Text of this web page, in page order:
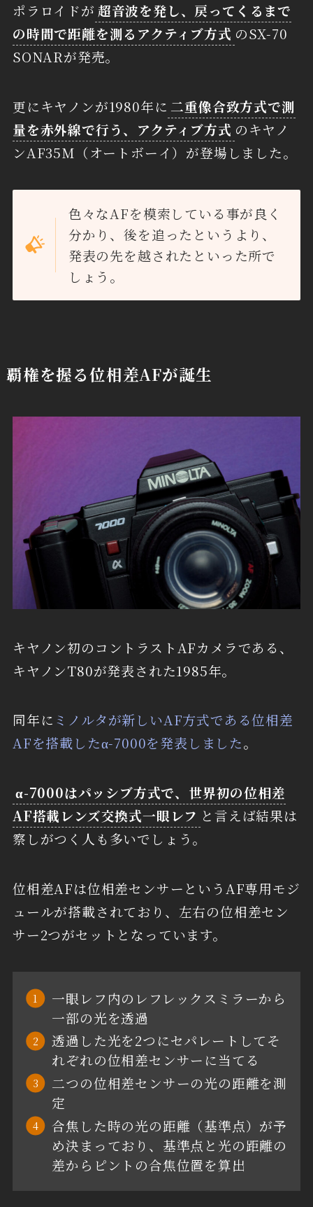
ポラロイドが 超音波を発し、戻ってくるまで
の時間で距離を測るアクティブ方式 のSX-70
SONARが発売。
更にキヤノンが1980年に 二重像合致方式で測
量を赤外線で行う、アクティブ方式 のキヤノ
ンAF35M（オートボーイ）が登場しました。
色々なAFを模索している事が良く
分かり、後を追ったというより、
発表の先を越されたといった所で
しょう。
覇権を握る位相差AFが誕生
キヤノン初のコントラストAFカメラである、
キヤノンT80が発表された1985年。
同年に ミノルタが新しいAF方式である位相差
AFを搭載したα-7000を発表しました。
α-7000はパッシブ方式で、世界初の位相差
AF搭載レンズ交換式一眼レフ と言えば結果は
察しがつく人も多いでしょう。
位相差AFは位相差センサーというAF専用モジ
ュールが搭載されており、左右の位相差セン
サー2つがセットとなっています。
一眼レフ内のレフレックスミラーから
一部の光を透過
透過した光を2つにセパレートしてそ
れぞれの位相差センサーに当てる
二つの位相差センサーの光の距離を測
定
合焦した時の光の距離（基準点）が予
め決まっており、基準点と光の距離の
差からピントの合焦位置を算出